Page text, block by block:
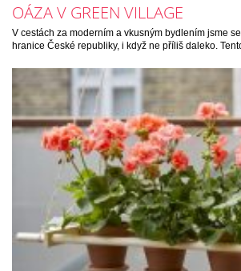
OÁZA V GREEN VILLAGE
V cestách za moderním a vkusným bydlením jsme
hranice České republiky, i když ne příliš daleko.